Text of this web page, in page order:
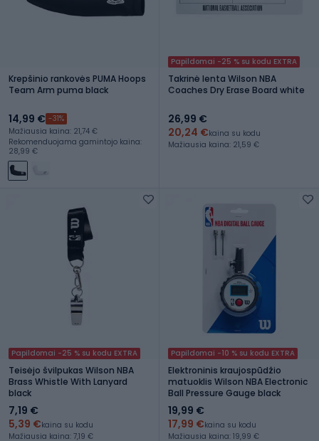
Krepšinio rankovės PUMA Hoops
Team Arm puma black
14,99 € -31%
Mažiausia kaina: 21,74 €
Rekomenduojama gamintojo kaina:
28,99 €
Papildomai -25 % su kodu EXTRA
Takrinė lenta Wilson NBA
Coaches Dry Erase Board white
26,99 €
20,24 €kaina su kodu
Mažiausia kaina: 21,59 €
Papildomai -25 % su kodu EXTRA
Teisėjo švilpukas Wilson NBA
Brass Whistle With Lanyard
black
7,19 €
5,39 €kaina su kodu
Mažiausia kaina: 7,19 €
Papildomai -10 % su kodu EXTRA
Elektroninis kraujospūdžio
matuoklis Wilson NBA Electronic
Ball Pressure Gauge black
19,99 €
17,99 €kaina su kodu
Mažiausia kaina: 19,99 €